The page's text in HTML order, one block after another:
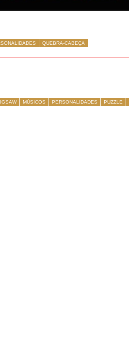
QUEBRA-CABEÇA
MÚSICOS PERSONALIDADES PUZZLE